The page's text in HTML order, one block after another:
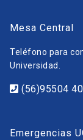
Mesa Central
Teléfono para
Universidad.
(56)95504
Emergencias